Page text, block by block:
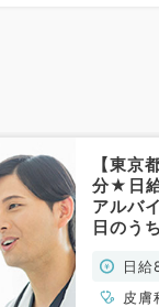
【東京
分★日
アルバ
日のう
科／非
日
皮膚